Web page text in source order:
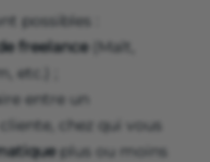
possibles :
freelance(Malt,
etc.) ;
entre un
chez qui vous
plus ou moins